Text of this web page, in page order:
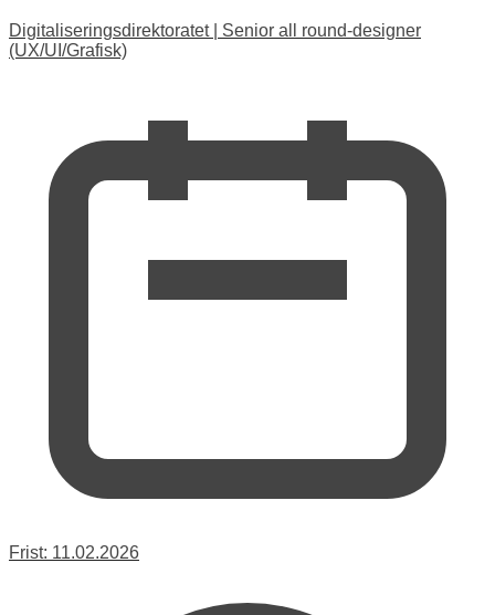
Digitaliseringsdirektoratet| Senior all round-designer
(UX/UI/Grafisk)
Frist: 11.02.2026